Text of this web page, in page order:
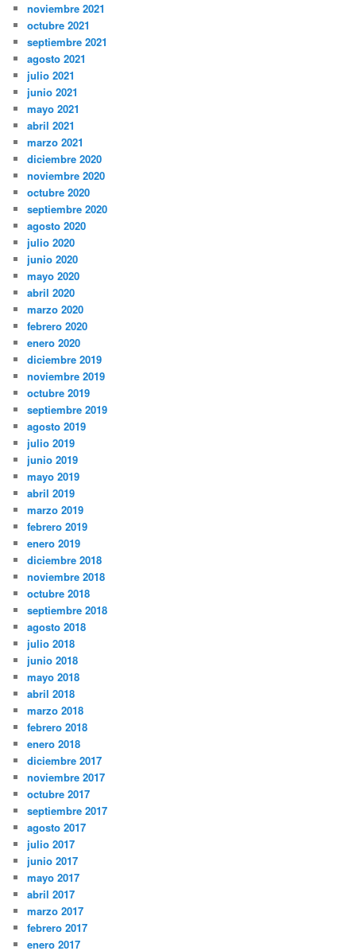
noviembre 2021
octubre 2021
septiembre 2021
agosto 2021
julio 2021
junio 2021
mayo 2021
abril 2021
marzo 2021
diciembre 2020
noviembre 2020
octubre 2020
septiembre 2020
agosto 2020
julio 2020
junio 2020
mayo 2020
abril 2020
marzo 2020
febrero 2020
enero 2020
diciembre 2019
noviembre 2019
octubre 2019
septiembre 2019
agosto 2019
julio 2019
junio 2019
mayo 2019
abril 2019
marzo 2019
febrero 2019
enero 2019
diciembre 2018
noviembre 2018
octubre 2018
septiembre 2018
agosto 2018
julio 2018
junio 2018
mayo 2018
abril 2018
marzo 2018
febrero 2018
enero 2018
diciembre 2017
noviembre 2017
octubre 2017
septiembre 2017
agosto 2017
julio 2017
junio 2017
mayo 2017
abril 2017
marzo 2017
febrero 2017
enero 2017